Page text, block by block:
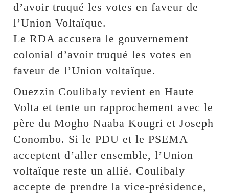
d’avoir truqué les votes en faveur de
l’Union Voltaïque.
Le RDA accusera le gouvernement
colonial d’avoir truqué les votes en
faveur de l’Union voltaïque.
Ouezzin Coulibaly revient en Haute
Volta et tente un rapprochement avec le
père du Mogho Naaba Kougri et Joseph
Conombo. Si le PDU et le PSEMA
acceptent d’aller ensemble, l’Union
voltaïque reste un allié. Coulibaly
accepte de prendre la vice-présidence,